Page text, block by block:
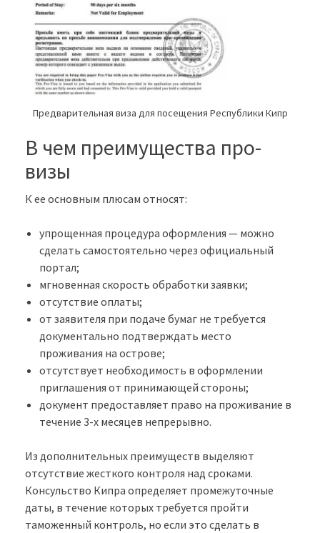
Предварительная виза для посещения Республики Кипр
В чем преимущества про-
визы
К ее основным плюсам относят:
упрощенная процедура оформления — можно
сделать самостоятельно через официальный
портал;
мгновенная скорость обработки заявки;
отсутствие оплаты;
от заявителя при подаче бумаг не требуется
документально подтверждать место
проживания на острове;
отсутствует необходимость в оформлении
приглашения от принимающей стороны;
документ предоставляет право на проживание в
течение 3-х месяцев непрерывно.
Из дополнительных преимуществ выделяют
отсутствие жесткого контроля над сроками.
Консульство Кипра определяет промежуточные
даты, в течение которых требуется пройти
таможенный контроль, но если это сделать в